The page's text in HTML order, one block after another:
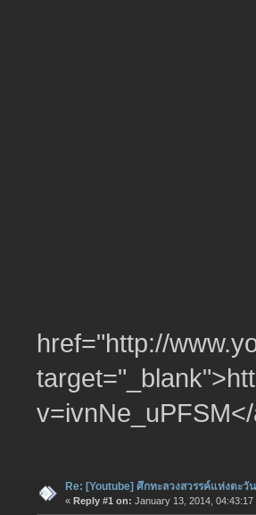
href="http://
Re: [Youtube] ศึกทะลวงสวรรค์แห่งตะ
« Reply #1 on: January 13, 2014, 04:43:17